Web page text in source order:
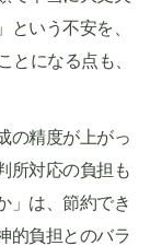
いう不安を、
とになる点も、
の精度が上がっ
所対応の負担も
」は、節約でき
的負担とのバラ